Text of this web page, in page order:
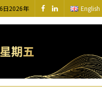
日2026年 English